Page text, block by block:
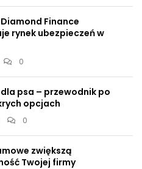
Finance
rynek ubezpieczeń w
0
psa – przewodnik po
opcjach
0
zwiększą
Twojej firmy